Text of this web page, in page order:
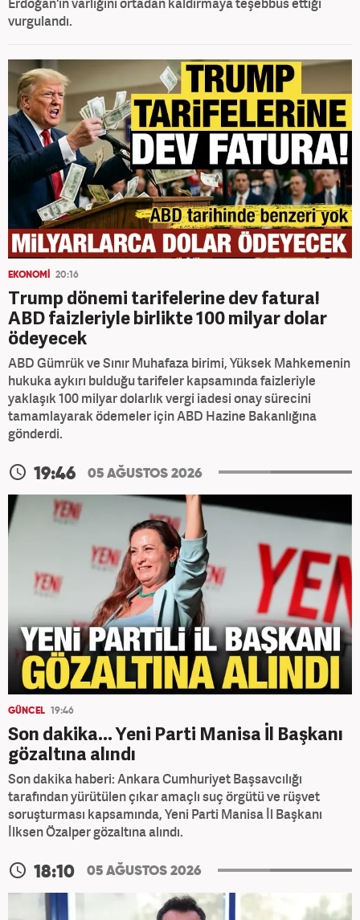
vurgulandı.
EKONOMİ 20:16
Trump dönemi tarifelerine dev fatura!
ABD faizleriyle birlikte 100 milyar dolar
ödeyecek
ABD Gümrük ve Sınır Muhafaza birimi, Yüksek Mahkemenin
hukuka aykırı bulduğu tarifeler kapsamında faizleriyle
yaklaşık 100 milyar dolarlık vergi iadesi onay sürecini
tamamlayarak ödemeler için ABD Hazine Bakanlığına
gönderdi.
19:46 05 AĞUSTOS 2026
GÜNCEL 19:46
Son dakika... Yeni Parti Manisa İl Başkanı
gözaltına alındı
Son dakika haberi: Ankara Cumhuriyet Başsavcılığı
tarafından yürütülen çıkar amaçlı suç örgütü ve rüşvet
soruşturması kapsamında, Yeni Parti Manisa İl Başkanı
İlksen Özalper gözaltına alındı.
18:10 05 AĞUSTOS 2026